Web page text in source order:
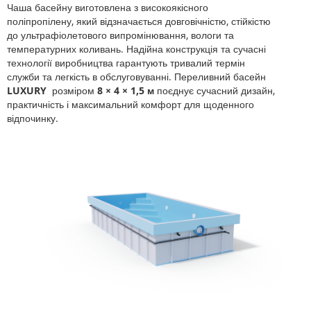
Чаша басейну виготовлена з високоякісного
поліпропілену, який відзначається довговічністю, стійкістю
до ультрафіолетового випромінювання, вологи та
температурних коливань. Надійна конструкція та сучасні
технології виробництва гарантують тривалий термін
служби та легкість в обслуговуванні. Переливний басейн
LUXURY розміром 8 × 4 × 1,5 м поєднує сучасний дизайн,
практичність і максимальний комфорт для щоденного
відпочинку.